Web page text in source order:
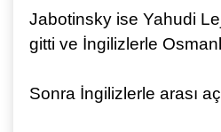
Jabotinsky ise Yahudi
gitti ve İngilizlerle
Sonra İngilizlerle arası